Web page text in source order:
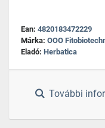
Ean: 4820183472229
Márka: OOO
Eladó: Herbatica
További